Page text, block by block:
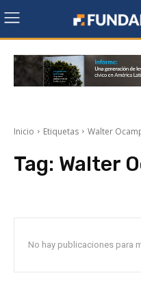
Inicio Etiquetas Walter
Tag: Walter
No hay publicaciones para